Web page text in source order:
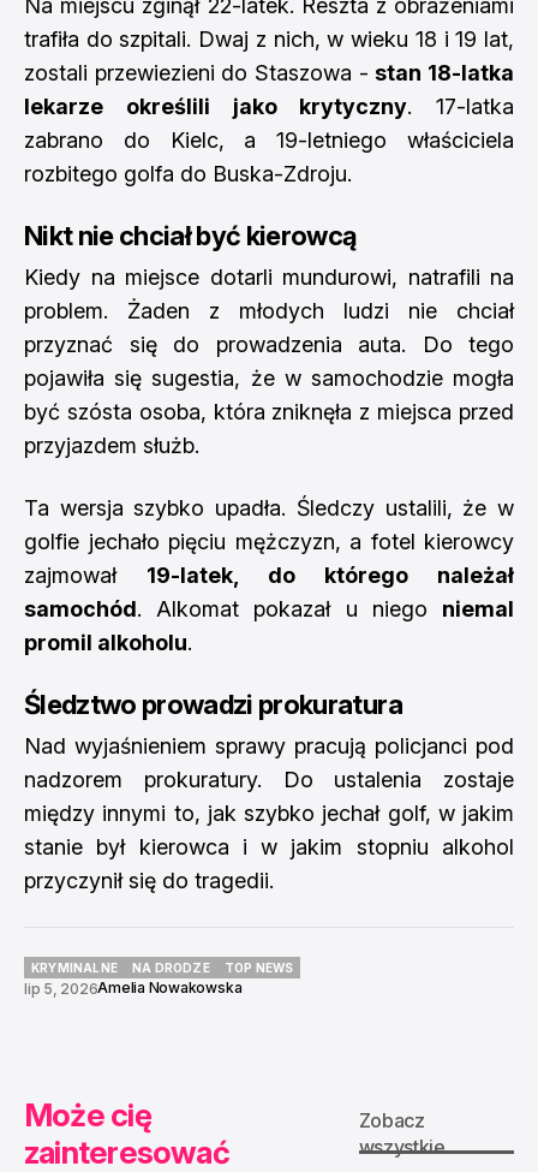
Na miejscu zginął 22-latek. Reszta z obrażeniami
trafiła do szpitali. Dwaj z nich, w wieku 18 i 19 lat,
zostali przewiezieni do Staszowa -stan 18-latka
lekarze określili jako krytyczny. 17-latka
zabrano do Kielc, a 19-letniego właściciela
rozbitego golfa do Buska-Zdroju.
Nikt nie chciał być kierowcą
Kiedy na miejsce dotarli mundurowi, natrafili na
problem. Żaden z młodych ludzi nie chciał
przyznać się do prowadzenia auta. Do tego
pojawiła się sugestia, że w samochodzie mogła
być szósta osoba, która zniknęła z miejsca przed
przyjazdem służb.
Ta wersja szybko upadła. Śledczy ustalili, że w
golfie jechało pięciu mężczyzn, a fotel kierowcy
zajmował 19-latek, do którego należał
samochód. Alkomat pokazał u niego niemal
promil alkoholu.
Śledztwo prowadzi prokuratura
Nad wyjaśnieniem sprawy pracują policjanci pod
nadzorem prokuratury. Do ustalenia zostaje
między innymi to, jak szybko jechał golf, w jakim
stanie był kierowca i w jakim stopniu alkohol
przyczynił się do tragedii.
KRYMINALNE
KRYMINALNE
NA DRODZE
NA DRODZE
TOP NEWS
TOP NEWS
lip 5, 2026Amelia Nowakowska
Może cię
zainteresować
Zobacz
wszystkie